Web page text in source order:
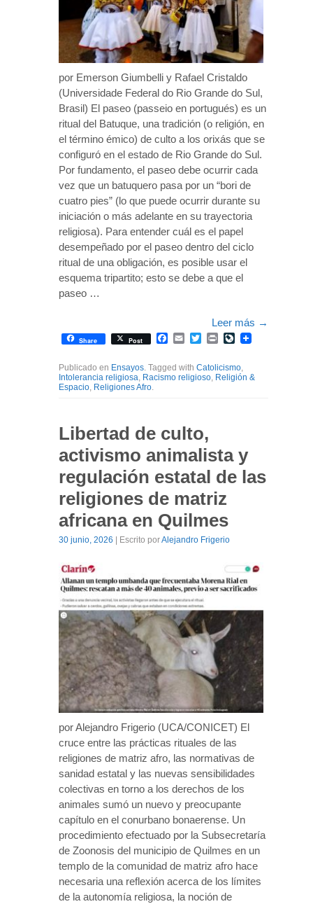
por Emerson Giumbelli y Rafael Cristaldo
(Universidade Federal do Rio Grande do Sul,
Brasil) El paseo (passeio en portugués) es un
ritual del Batuque, una tradición (o religión, en
el término émico) de culto a los orixás que se
configuró en el estado de Rio Grande do Sul.
Por fundamento, el paseo debe ocurrir cada
vez que un batuquero pasa por un “bori de
cuatro pies” (lo que puede ocurrir durante su
iniciación o más adelante en su trayectoria
religiosa). Para entender cuál es el papel
desempeñado por el paseo dentro del ciclo
ritual de una obligación, es posible usar el
esquema tripartito; esto se debe a que el
paseo …
Leer más →
Share Post Facebook
EmailTwitterPrintLiveJournal
Publicado en Ensayos. Tagged with Catolicismo,
Intolerancia religiosa, Racismo religioso, Religión &
Espacio, Religiones Afro.
Libertad de culto,
activismo animalista y
regulación estatal de las
religiones de matriz
africana en Quilmes
30 junio, 2026 | Escrito porAlejandro Frigerio
por Alejandro Frigerio (UCA/CONICET) El
cruce entre las prácticas rituales de las
religiones de matriz afro, las normativas de
sanidad estatal y las nuevas sensibilidades
colectivas en torno a los derechos de los
animales sumó un nuevo y preocupante
capítulo en el conurbano bonaerense. Un
procedimiento efectuado por la Subsecretaría
de Zoonosis del municipio de Quilmes en un
templo de la comunidad de matriz afro hace
necesaria una reflexión acerca de los límites
de la autonomía religiosa, la noción de